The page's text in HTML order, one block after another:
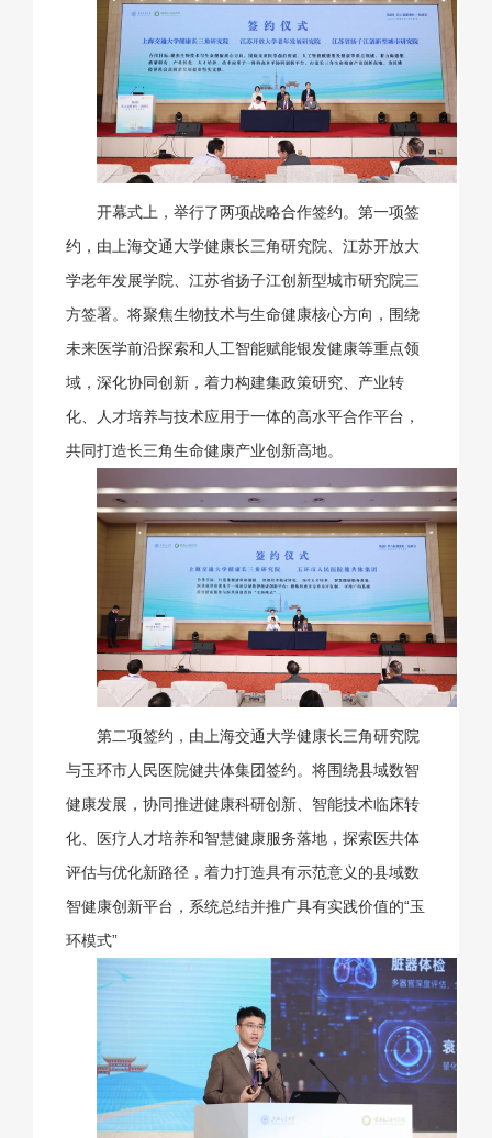
开幕式上，举行了两项战略合作签约。第一项签
约，由上海交通大学健康长三角研究院、江苏开放大
学老年发展学院、江苏省扬子江创新型城市研究院三
方签署。将聚焦生物技术与生命健康核心方向，围绕
未来医学前沿探索和人工智能赋能银发健康等重点领
域，深化协同创新，着力构建集政策研究、产业转
化、人才培养与技术应用于一体的高水平合作平台，
共同打造长三角生命健康产业创新高地。
第二项签约，由上海交通大学健康长三角研究院
与玉环市人民医院健共体集团签约。将围绕县域数智
健康发展，协同推进健康科研创新、智能技术临床转
化、医疗人才培养和智慧健康服务落地，探索医共体
评估与优化新路径，着力打造具有示范意义的县域数
智健康创新平台，系统总结并推广具有实践价值的“玉
环模式”